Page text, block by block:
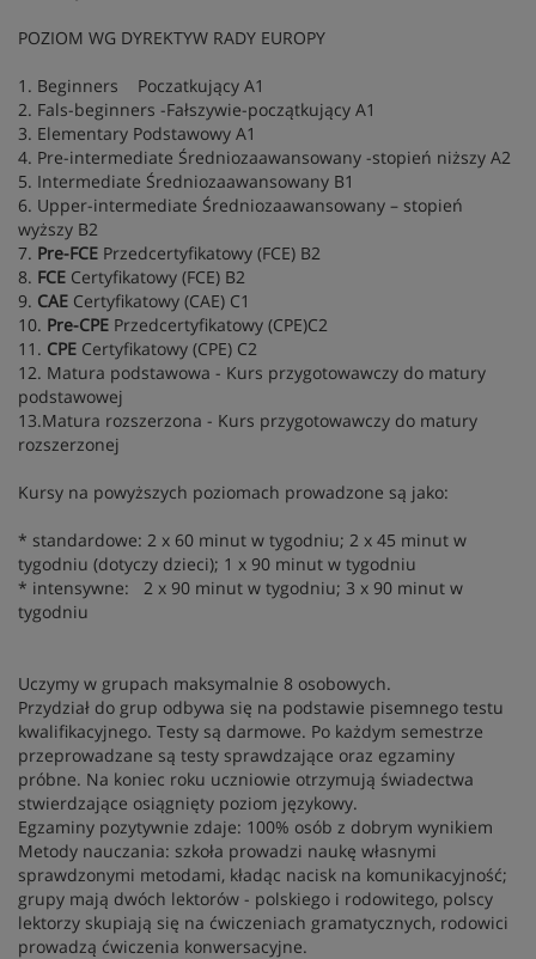
POZIOM WG DYREKTYW RADY EUROPY
1. Beginners Poczatkujący A1
2. Fals-beginners -Fałszywie-początkujący A1
3. Elementary Podstawowy A1
4. Pre-intermediate Średniozaawansowany -stopień niższy A2
5. Intermediate Średniozaawansowany B1
6. Upper-intermediate Średniozaawansowany – stopień
wyższy B2
7. Pre-FCE Przedcertyfikatowy (FCE) B2
8. FCE Certyfikatowy (FCE) B2
9. CAE Certyfikatowy (CAE) C1
10. Pre-CPE Przedcertyfikatowy (CPE)C2
11. CPE Certyfikatowy (CPE) C2
12. Matura podstawowa - Kurs przygotowawczy do matury
podstawowej
13.Matura rozszerzona - Kurs przygotowawczy do matury
rozszerzonej
Kursy na powyższych poziomach prowadzone są jako:
* standardowe: 2 x 60 minut w tygodniu; 2 x 45 minut w
tygodniu (dotyczy dzieci); 1 x 90 minut w tygodniu
* intensywne: 2 x 90 minut w tygodniu; 3 x 90 minut w
tygodniu
Uczymy w grupach maksymalnie 8 osobowych.
Przydział do grup odbywa się na podstawie pisemnego testu
kwalifikacyjnego. Testy są darmowe. Po każdym semestrze
przeprowadzane są testy sprawdzające oraz egzaminy
próbne. Na koniec roku uczniowie otrzymują świadectwa
stwierdzające osiągnięty poziom językowy.
Egzaminy pozytywnie zdaje: 100% osób z dobrym wynikiem
Metody nauczania: szkoła prowadzi naukę własnymi
sprawdzonymi metodami, kładąc nacisk na komunikacyjność;
grupy mają dwóch lektorów - polskiego i rodowitego, polscy
lektorzy skupiają się na ćwiczeniach gramatycznych, rodowici
prowadzą ćwiczenia konwersacyjne.